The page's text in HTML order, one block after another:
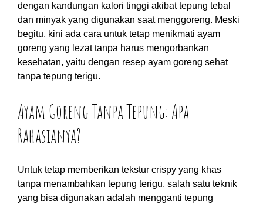
dengan kandungan kalori tinggi akibat tepung tebal
dan minyak yang digunakan saat menggoreng. Meski
begitu, kini ada cara untuk tetap menikmati ayam
goreng yang lezat tanpa harus mengorbankan
kesehatan, yaitu dengan resep ayam goreng sehat
tanpa tepung terigu.
Ayam Goreng Tanpa Tepung: Apa
Rahasianya?
Untuk tetap memberikan tekstur crispy yang khas
tanpa menambahkan tepung terigu, salah satu teknik
yang bisa digunakan adalah mengganti tepung